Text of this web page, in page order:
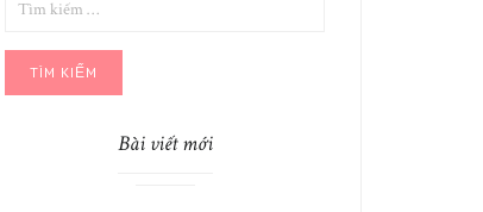
KIẾM
Bài viết mới